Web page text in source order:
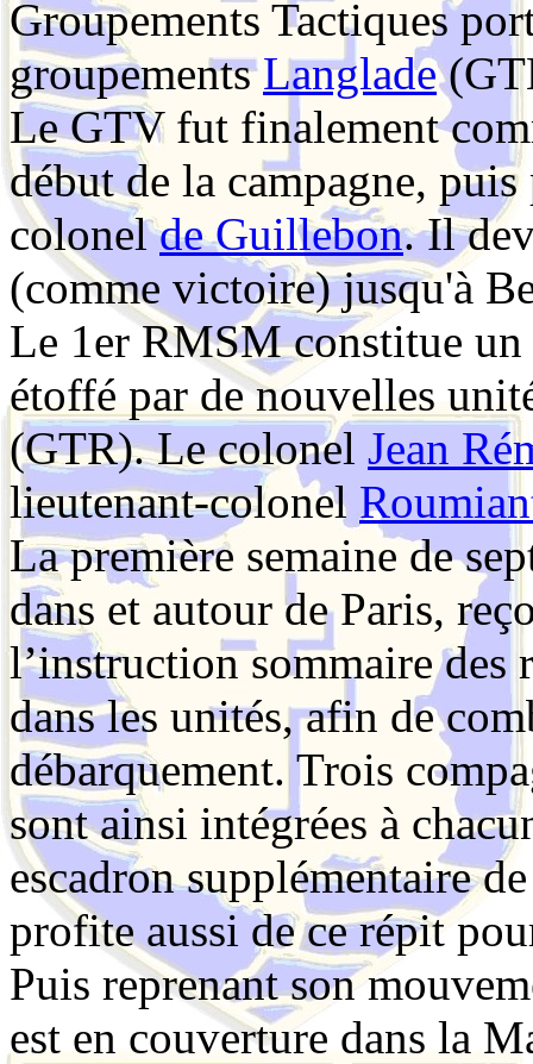
Groupements Tactiques
groupementsLanglade
Le GTV fut finalement
début de la campagne,
colonelde Guillebon. Il
(comme victoire) jusqu'à
Le 1er RMSM constitue un
étoffé par de nouvelles
(GTR). Le colonel Jean
lieutenant-colonel
La première semaine de
dans et autour de Paris,
l’instruction sommaire
dans les unités, afin de
débarquement. Trois
sont ainsi intégrées à
escadron supplémentaire
profite aussi de ce répit
Puis reprenant son
est en couverture dans la